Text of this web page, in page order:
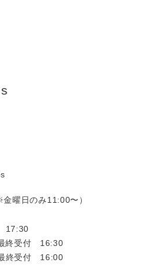
曜日のみ11:00〜）
17:30
終受付 16:30
終受付 16:00